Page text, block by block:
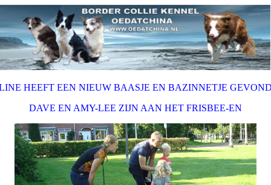
HEEFT EEN NIEUW BAASJE EN BAZINNETJE
DAVE EN AMY-LEE ZIJN AAN HET FRISBEE-EN